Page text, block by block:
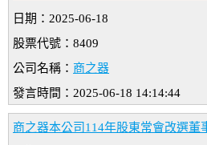
日期：2025-06-18
股票代號：8409
公司名稱： 商之器
發言時間：2025-06-18 14:14:44
商之器本公司114年股東常會改選董